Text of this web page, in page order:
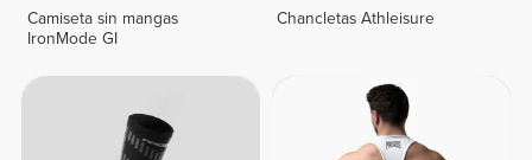
Camiseta sin mangas
IronMode GI
Chancletas Athleisure